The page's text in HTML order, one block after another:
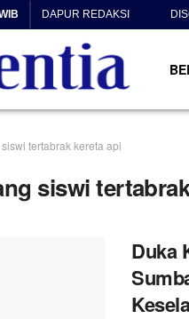
DAPUR REDAKSI
tertabrak kereta api
siswi
Duka